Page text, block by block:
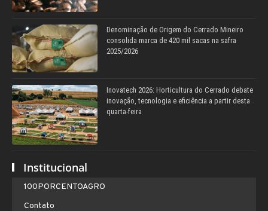
Denominação de Origem do Cerrado Mineiro
consolida marca de 420 mil sacas na safra
2025/2026
Inovatech 2026: Horticultura do Cerrado debate
inovação, tecnologia e eficiência a partir desta
quarta-feira
Institucional
100PORCENTOAGRO
Contato